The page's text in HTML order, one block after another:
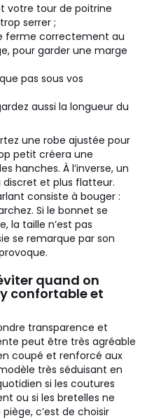
votre tour de poitrine
serrer ;
ferme correctement au
pour garder une marge
pas sous vos
aussi la longueur du
une robe ajustée pour
petit créera une
hanches. À l’inverse, un
et plus flatteur.
consiste à bouger :
Si le bonnet se
la taille n’est pas
se remarque par son
quand on
confortable et
transparence et
peut être très agréable
coupé et renforcé aux
très séduisant en
si les coutures
ou si les bretelles ne
c’est de choisir